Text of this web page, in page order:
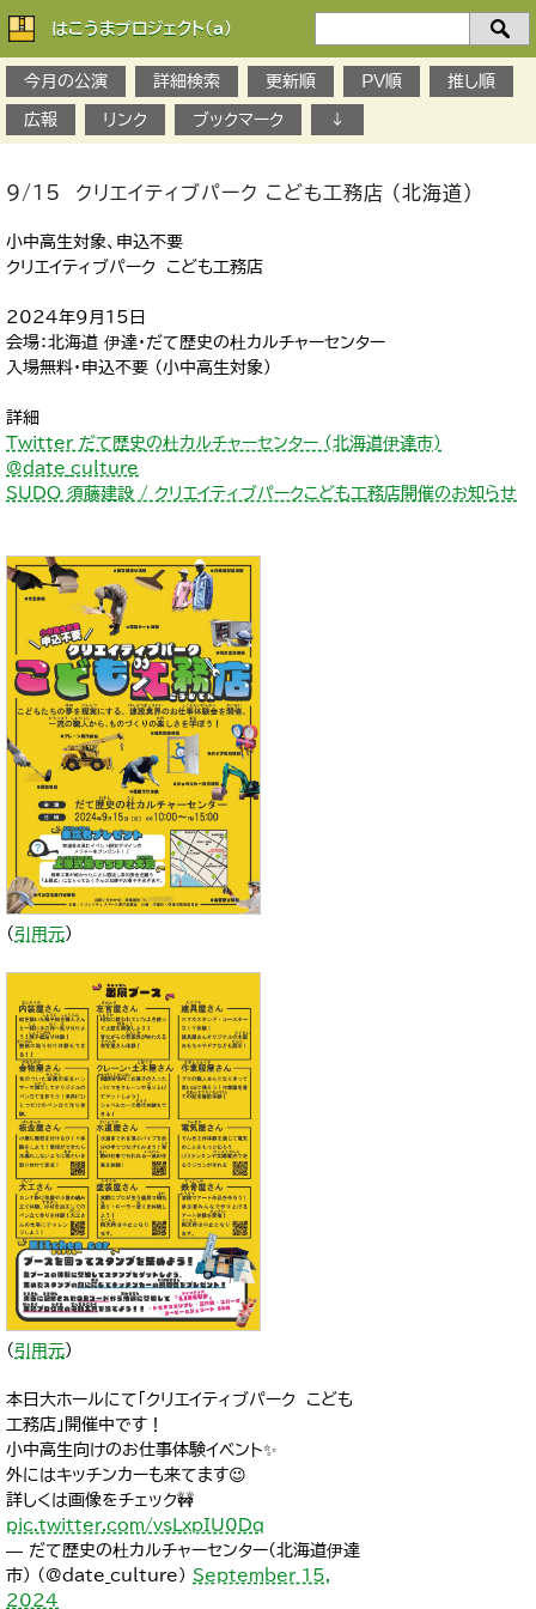
はこうまプロジェクト(a)
今月の公演
詳細検索 更新順 PV順 推し順
広報 リンク ブックマーク ↓
9/15 クリエイティブパーク こども工務店 （北海道）
小中高生対象、申込不要
クリエイティブパーク こども工務店
2024年9月15日
会場：北海道 伊達・だて歴史の杜カルチャーセンター
入場無料・申込不要 （小中高生対象）
詳細
Twitter だて歴史の杜カルチャーセンター (北海道伊達市)
@date_culture
SUDO 須藤建設 / クリエイティブパークこども工務店開催のお知らせ
（ 引用元）
（ 引用元）
本日大ホールにて「クリエイティブパーク こども
工務店」開催中です！
小中高生向けのお仕事体験イベント✨
外にはキッチンカーも来てます😉
詳しくは画像をチェック🚧
pic.twitter.com/vsLxpIU0Dq
— だて歴史の杜カルチャーセンター(北海道伊達
市) (@date_culture) September 15,
2024